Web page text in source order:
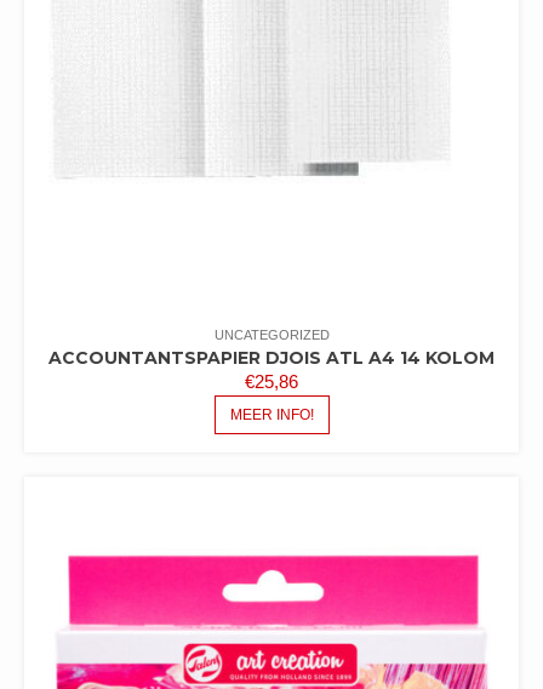
UNCATEGORIZED
ACCOUNTANTSPAPIER DJOIS ATL A4 14 KOLOM
€25,86
MEER INFO!